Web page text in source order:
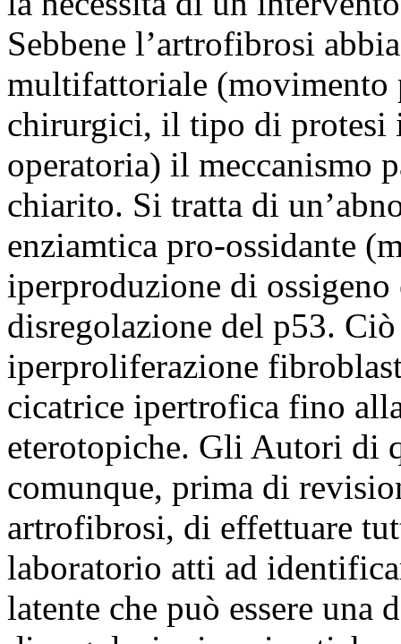
Sebbene l’artrofibrosi
multifattoriale (movimento
chirurgici, il tipo di protesi
operatoria) il meccanismo
chiarito. Si tratta di
enziamtica pro-ossidante
iperproduzione di
disregolazione del p53.
iperproliferazione
cicatrice ipertrofica fino
eterotopiche. Gli Autori di
comunque, prima di
artrofibrosi, di effettuare
laboratorio atti ad
latente che può essere una